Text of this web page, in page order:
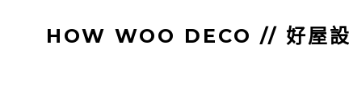
HOW WOO DECO // 好屋